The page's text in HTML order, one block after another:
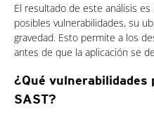
El resultado de este análisis
posibles vulnerabilidades, su
gravedad. Esto permite a los
antes de que la aplicación se
¿Qué vulnerabilidades
SAST?